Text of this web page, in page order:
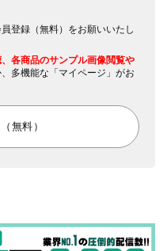
登録（無料）をお願いいたし
各商品のサンプル画像閲覧や
多機能な「マイページ」がお